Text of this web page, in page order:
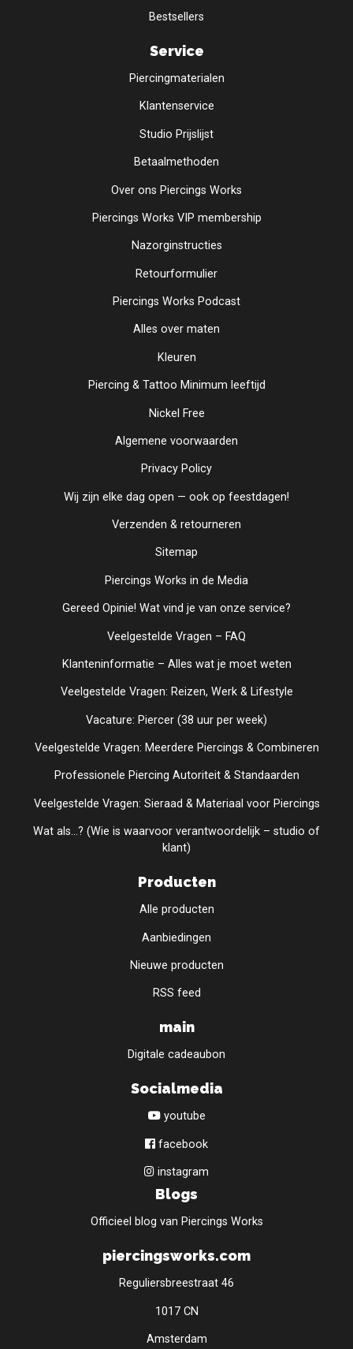
Bestsellers
Service
Piercingmaterialen
Klantenservice
Studio Prijslijst
Betaalmethoden
Over ons Piercings Works
Piercings Works VIP membership
Nazorginstructies
Retourformulier
Piercings Works Podcast
Alles over maten
Kleuren
Piercing & Tattoo Minimum leeftijd
Nickel Free
Algemene voorwaarden
Privacy Policy
Wij zijn elke dag open — ook op feestdagen!
Verzenden & retourneren
Sitemap
Piercings Works in de Media
Gereed Opinie! Wat vind je van onze service?
Veelgestelde Vragen – FAQ
Klanteninformatie – Alles wat je moet weten
Veelgestelde Vragen: Reizen, Werk & Lifestyle
Vacature: Piercer (38 uur per week)
Veelgestelde Vragen: Meerdere Piercings & Combineren
Professionele Piercing Autoriteit & Standaarden
Veelgestelde Vragen: Sieraad & Materiaal voor Piercings
Wat als...? (Wie is waarvoor verantwoordelijk – studio of
klant)
Producten
Alle producten
Aanbiedingen
Nieuwe producten
RSS feed
main
Digitale cadeaubon
Socialmedia
youtube
facebook
instagram
Blogs
Officieel blog van Piercings Works
piercingsworks.com
Reguliersbreestraat 46
1017 CN
Amsterdam